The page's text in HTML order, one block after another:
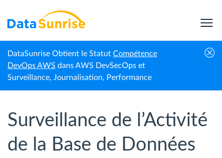
DataSunrise Obtient le Statut Compétence
DevOps AWS dans AWS DevSecOps et
Surveillance, Journalisation, Performance
Accueil Teradata Surveillance des activités
Surveillance de l’Activité
de la Base de Données